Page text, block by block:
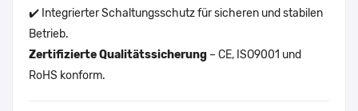
✔️ Integrierter Schaltungsschutz für sicheren und stabilen
Betrieb.
Zertifizierte Qualitätssicherung – CE, ISO9001 und
RoHS konform.